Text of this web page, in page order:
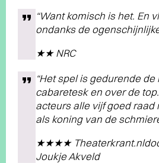
“Want komisch is het. En
ondanks de
★★ NRC
“Het spel is gedurende
cabaretesk en over de
acteurs alle vijf goed raad
als koning van de
★★★★
Joukje Akveld